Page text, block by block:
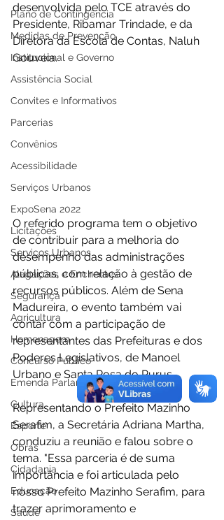
Plano de Contingência
Medidas de Prevenção
Institucional e Governo
Assistência Social
Convites e Informativos
Parcerias
Convênios
Acessibilidade
Serviços Urbanos
ExpoSena 2022
Licitações
Serviços Urbanos
Alagações e Enchentes
Segurança
Agricultura
Homenagem
Concurso Público
Emenda Parlamentar
Cultura
Esporte
Obras
Cidadania
Educação
Saúde
desenvolvida pelo TCE através do
Presidente, Ribamar Trindade, e da
Diretora da Escola de Contas, Naluh
Gouveia.
O referido programa tem o objetivo
de contribuir para a melhoria do
desempenho das administrações
públicas, com relação à gestão de
recursos públicos. Além de Sena
Madureira, o evento também vai
contar com a participação de
representantes das Prefeituras e dos
Poderes Legislativos, de Manoel
Urbano e Santa Rosa do Purus.
Representando o Prefeito Mazinho
Serafim, a Secretária Adriana Martha,
conduziu a reunião e falou sobre o
tema. "Essa parceria é de suma
importância e foi articulada pelo
nosso Prefeito Mazinho Serafim, para
trazer aprimoramento e